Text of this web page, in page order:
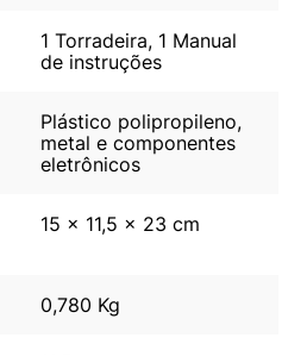
1 Torradeira, 1 Manual
de instruções
Plástico polipropileno,
metal e componentes
eletrônicos
15 x 11,5 x 23 cm
0,780 Kg